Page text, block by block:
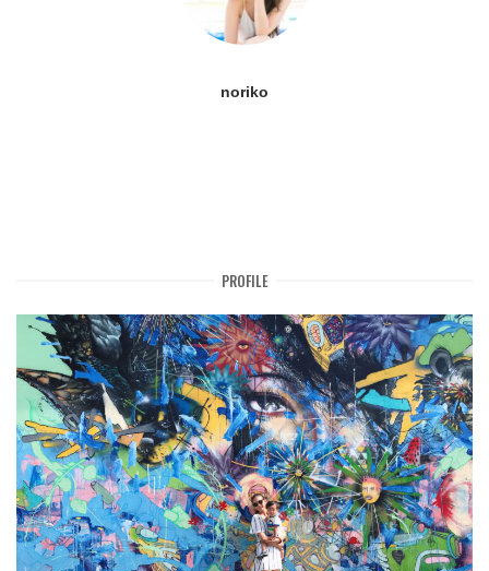
noriko
PROFILE